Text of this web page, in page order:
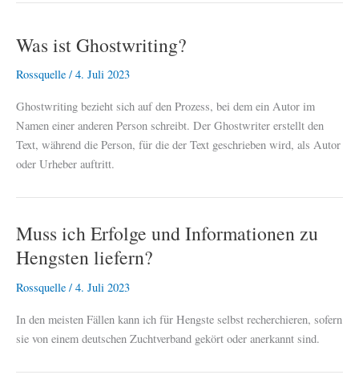
Was ist Ghostwriting?
Rossquelle / 4. Juli 2023
Ghostwriting bezieht sich auf den Prozess, bei dem ein Autor im
Namen einer anderen Person schreibt. Der Ghostwriter erstellt den
Text, während die Person, für die der Text geschrieben wird, als Autor
oder Urheber auftritt.
Muss ich Erfolge und Informationen zu
Hengsten liefern?
Rossquelle / 4. Juli 2023
In den meisten Fällen kann ich für Hengste selbst recherchieren, sofern
sie von einem deutschen Zuchtverband gekört oder anerkannt sind.